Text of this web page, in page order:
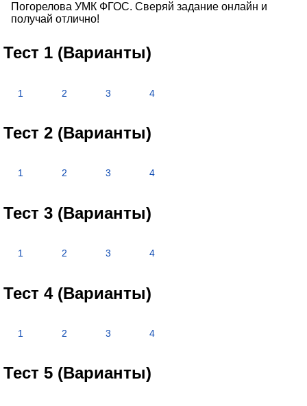
Погорелова УМК ФГОС. Сверяй задание онлайн и
получай отлично!
Тест 1 (Варианты)
1 2 3 4
Тест 2 (Варианты)
1 2 3 4
Тест 3 (Варианты)
1 2 3 4
Тест 4 (Варианты)
1 2 3 4
Тест 5 (Варианты)